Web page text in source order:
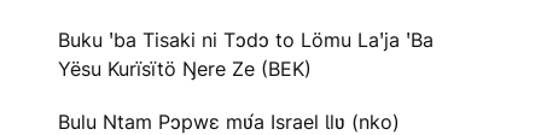
Buku ꞌba Tisaki ni Tɔdɔ to Lömu Laꞌja ꞌBa
Yësu Kurïsïtö Ŋere Ze (BEK)
Bulu Ntam Pɔpwɛ mʋ́a Israel Ɩlʋ (nko)